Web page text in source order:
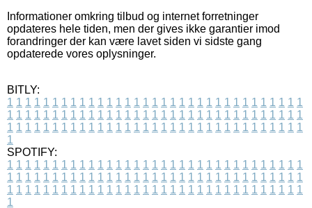
Informationer omkring tilbud og internet forretninger
opdateres hele tiden, men der gives ikke garantier imod
forandringer der kan være lavet siden vi sidste gang
opdaterede vores oplysninger.
BITLY:
1 1 1 1 1 1 1 1 1 1 1 1 1 1 1 1 1 1 1 1 1 1 1 1 1 1 1 1 1 1 1 1 1
1 1 1 1 1 1 1 1 1 1 1 1 1 1 1 1 1 1 1 1 1 1 1 1 1 1 1 1 1 1 1 1 1
1 1 1 1 1 1 1 1 1 1 1 1 1 1 1 1 1 1 1 1 1 1 1 1 1 1 1 1 1 1 1 1 1
1
SPOTIFY:
1 1 1 1 1 1 1 1 1 1 1 1 1 1 1 1 1 1 1 1 1 1 1 1 1 1 1 1 1 1 1 1 1
1 1 1 1 1 1 1 1 1 1 1 1 1 1 1 1 1 1 1 1 1 1 1 1 1 1 1 1 1 1 1 1 1
1 1 1 1 1 1 1 1 1 1 1 1 1 1 1 1 1 1 1 1 1 1 1 1 1 1 1 1 1 1 1 1 1
1